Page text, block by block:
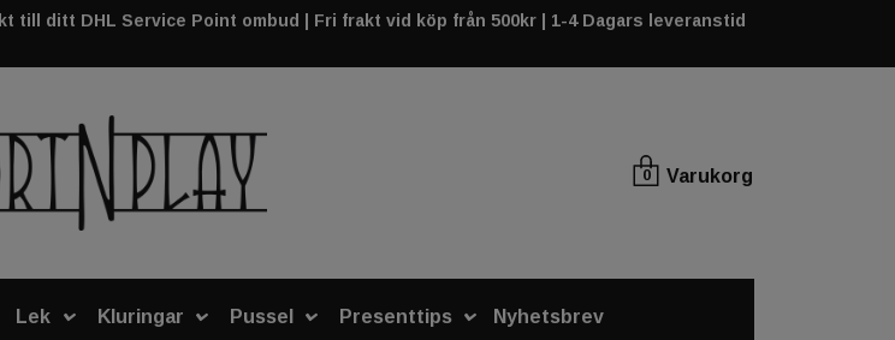
till ditt DHL Service Point ombud | Fri frakt vid köp från 500kr | 1-4 Dagars leveranstid
0 Varukorg
Lek Kluringar Pussel Presenttips Nyhetsbrev